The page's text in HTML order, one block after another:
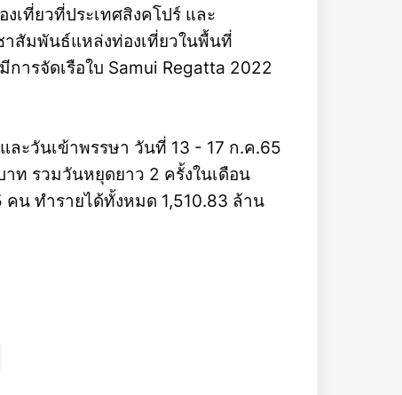
เที่ยวที่ประเทศสิงคโปร์ และ
สัมพันธ์แหล่งท่องเที่ยวในพื้นที่
ารจัดเรือใบ Samui Regatta 2022
ะวันเข้าพรรษา วันที่ 13 - 17 ก.ค.65
ท รวมวันหยุดยาว 2 ครั้งในเดือน
น ทำรายได้ทั้งหมด 1,510.83 ล้าน